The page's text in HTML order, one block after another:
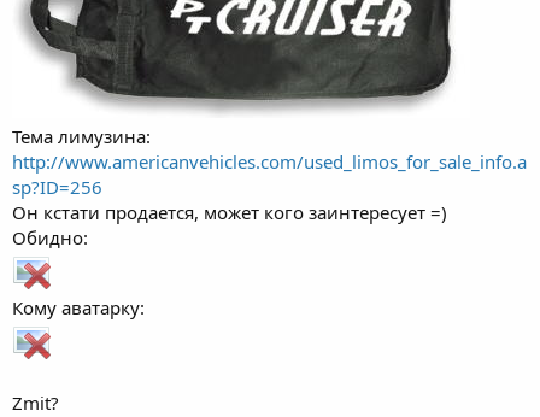
Тема лимузина:
http://www.americanvehicles.com/used_limos_for_sale_info.a
sp?ID=256
Он кстати продается, может кого заинтересует =)
Обидно:
Кому аватарку:
Zmit?